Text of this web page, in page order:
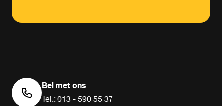
Bel met ons
Tel.: 013 - 590 55 37